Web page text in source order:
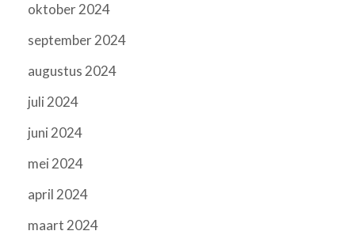
oktober 2024
september 2024
augustus 2024
juli 2024
juni 2024
mei 2024
april 2024
maart 2024